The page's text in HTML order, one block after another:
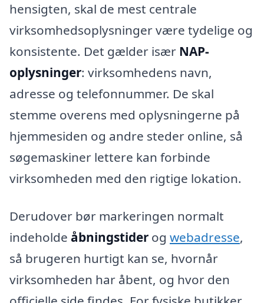
hensigten, skal de mest centrale
virksomhedsoplysninger være tydelige og
konsistente. Det gælder især NAP-
oplysninger: virksomhedens navn,
adresse og telefonnummer. De skal
stemme overens med oplysningerne på
hjemmesiden og andre steder online, så
søgemaskiner lettere kan forbinde
virksomheden med den rigtige lokation.
Derudover bør markeringen normalt
indeholde åbningstider og webadresse,
så brugeren hurtigt kan se, hvornår
virksomheden har åbent, og hvor den